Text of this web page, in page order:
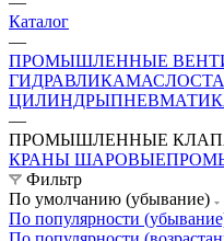
Каталог
—
ПРОМЫШЛЕННЫЕ
ГИДРАВЛИКА
ЦИЛИНДРЫ
—
ПРОМЫШЛЕННЫЕ
КРАНЫ ШАРОВЫЕ
Фильтр
По умолчанию (убывание)
По популярности